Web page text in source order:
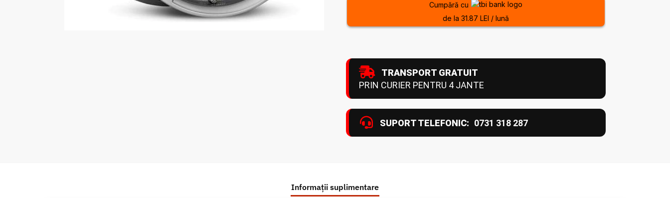
Cumpără cu
de la 31.87 LEI / lună
TRANSPORT GRATUIT
PRIN CURIER PENTRU 4 JANTE
SUPORT TELEFONIC: 0731 318 287
Informații suplimentare